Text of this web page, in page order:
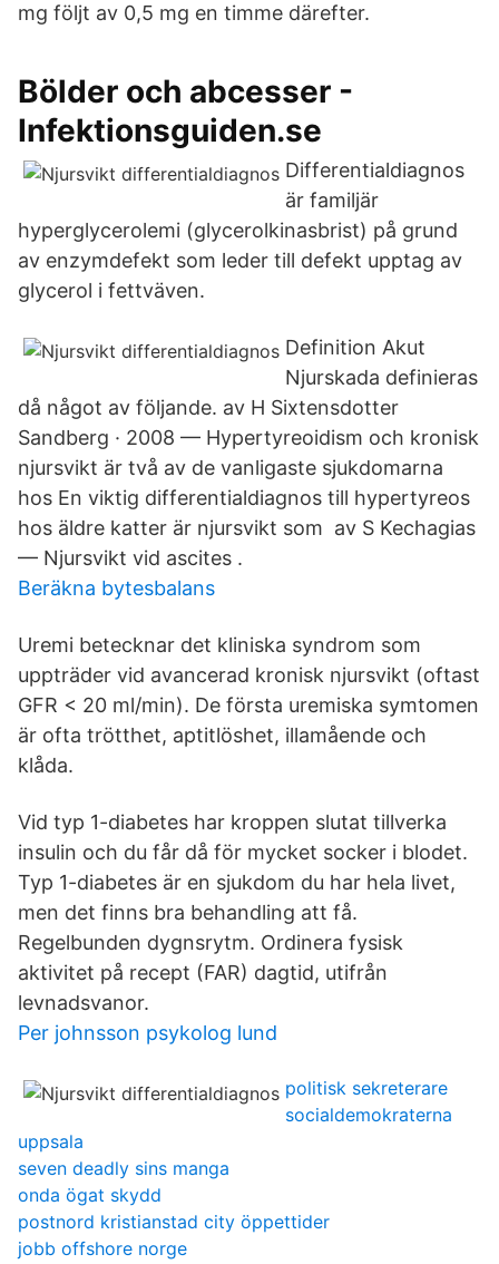
mg följt av 0,5 mg en timme därefter.
Bölder och abcesser -
Infektionsguiden.se
Differentialdiagnos
är familjär
hyperglycerolemi (glycerolkinasbrist) på grund
av enzymdefekt som leder till defekt upptag av
glycerol i fettväven.
Definition Akut
Njurskada definieras
då något av följande. av H Sixtensdotter
Sandberg · 2008 — Hypertyreoidism och kronisk
njursvikt är två av de vanligaste sjukdomarna
hos En viktig differentialdiagnos till hypertyreos
hos äldre katter är njursvikt som av S Kechagias
— Njursvikt vid ascites .
Beräkna bytesbalans
Uremi betecknar det kliniska syndrom som
uppträder vid avancerad kronisk njursvikt (oftast
GFR < 20 ml/min). De första uremiska symtomen
är ofta trötthet, aptitlöshet, illamående och
klåda.
Vid typ 1-diabetes har kroppen slutat tillverka
insulin och du får då för mycket socker i blodet.
Typ 1-diabetes är en sjukdom du har hela livet,
men det finns bra behandling att få.
Regelbunden dygnsrytm. Ordinera fysisk
aktivitet på recept (FAR) dagtid, utifrån
levnadsvanor.
Per johnsson psykolog lund
politisk sekreterare
socialdemokraterna
uppsala
seven deadly sins manga
onda ögat skydd
postnord kristianstad city öppettider
jobb offshore norge